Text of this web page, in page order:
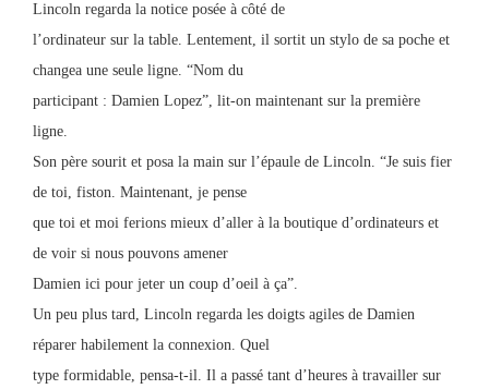
Lincoln regarda la notice posée à côté de
l’ordinateur sur la table. Lentement, il sortit un stylo de sa poche et
changea une seule ligne. “Nom du
participant : Damien Lopez”, lit-on maintenant sur la première
ligne.
Son père sourit et posa la main sur l’épaule de Lincoln. “Je suis fier
de toi, fiston. Maintenant, je pense
que toi et moi ferions mieux d’aller à la boutique d’ordinateurs et
de voir si nous pouvons amener
Damien ici pour jeter un coup d’oeil à ça”.
Un peu plus tard, Lincoln regarda les doigts agiles de Damien
réparer habilement la connexion. Quel
type formidable, pensa-t-il. Il a passé tant d’heures à travailler sur